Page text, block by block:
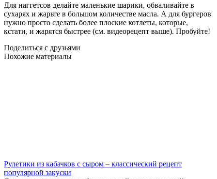
Для наггетсов делайте маленькие шарики, обваливайте в
сухарях и жарьте в большом количестве масла. А для бургеров
нужно просто сделать более плоские котлеты, которые,
кстати, и жарятся быстрее (см. видеорецепт выше). Пробуйте!
Поделиться с друзьями
Похожие материалы
Рулетики из кабачков с сыром – классический рецепт
популярной закуски